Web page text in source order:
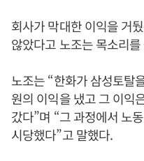
회사가 막대한 이익을 거
않았다고 노조는 목소리
노조는 “한화가 삼성토탈
원의 이익을 냈고 그 이익
갔다”며 “그 과정에서 노
시당했다”고 말했다.